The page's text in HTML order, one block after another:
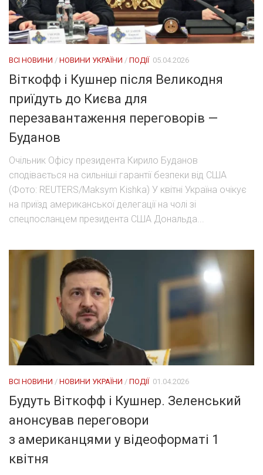
ВСІ НОВИНИ / НОВИНИ УКРАЇНИ / ПОДІЇ 05.04.2026
Віткофф і Кушнер після Великодня
приїдуть до Києва для
перезавантаження переговорів —
Буданов
Очільник Офісу президента Кирило Буданов
сподівається на сильніші гарантії безпеки від США
(Фото: REUTERS/Maksym Kishka) У квітні Україна очікує
на приїзд американської делегації на чолі зі
спецпосланцем президента США Дональда...
ВСІ НОВИНИ / НОВИНИ УКРАЇНИ / ПОДІЇ 01.04.2026
Будуть Віткофф і Кушнер. Зеленський
анонсував переговори
з американцями у відеоформаті 1
квітня